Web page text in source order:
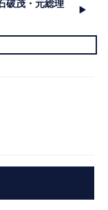
破茂・元総理